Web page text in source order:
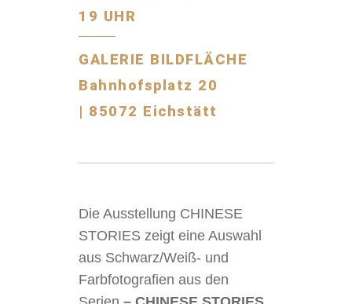
19 UHR
GALERIE BILDFLÄCHE
Bahnhofsplatz 20
| 85072 Eichstätt
Die Ausstellung CHINESE
STORIES zeigt eine Auswahl
aus Schwarz/Weiß- und
Farbfotografien aus den